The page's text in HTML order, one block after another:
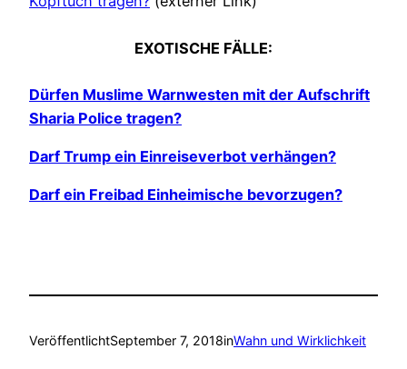
EXOTISCHE FÄLLE:
Dürfen Muslime Warnwesten mit der Aufschrift
Sharia Police tragen?
Darf Trump ein Einreiseverbot verhängen?
Darf ein Freibad Einheimische bevorzugen?
VeröffentlichtSeptember 7, 2018inWahn und Wirklichkeit